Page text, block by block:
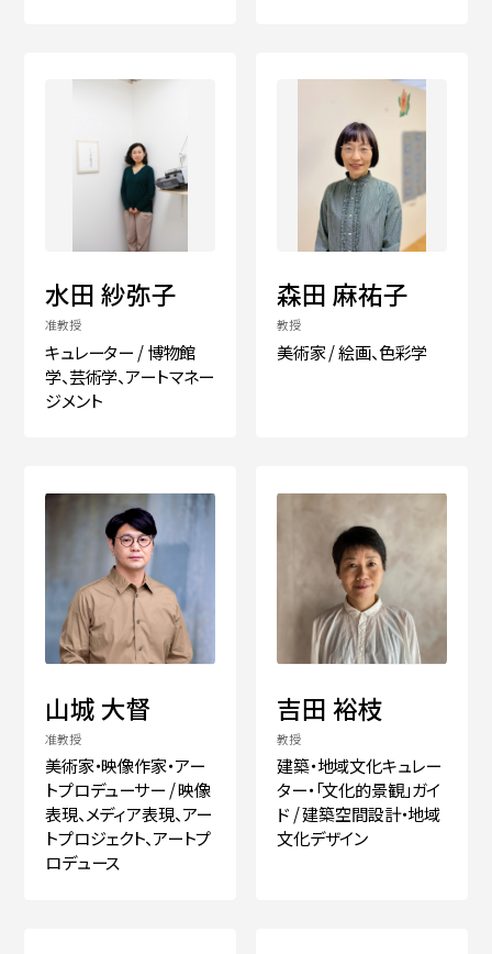
水田 紗弥子
准教授
キュレーター / 博物館
学、芸術学、アートマネー
ジメント
森田 麻祐子
教授
美術家 / 絵画、色彩学
山城 大督
准教授
美術家・映像作家・アー
トプロデューサー / 映像
表現、メディア表現、アー
トプロジェクト、アートプ
ロデュース
吉田 裕枝
教授
建築・地域文化キュレー
ター・「文化的景観」ガイ
ド / 建築空間設計・地域
文化デザイン